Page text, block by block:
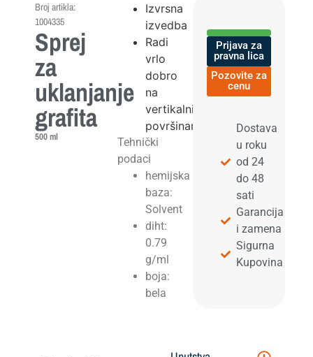
Broj artikla:
1004335
Sprej
za
uklanjanje
grafita
500 ml
Izvrsna
izvedba
Radi
vrlo
dobro
na
vertikalnim
površinama
Tehnički
podaci
hemijska
baza:
Solvent
diht:
0.79
g/ml
boja:
bela
Prijava za
pravna lica
Pozovite za
cenu
Dostava
u roku
od 24
do 48
sati
Garancija
i zamena
Sigurna
Kupovina